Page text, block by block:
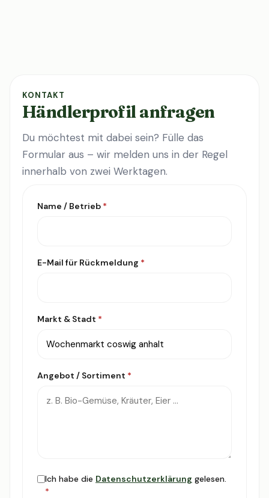
KONTAKT
Händlerprofil anfragen
Du möchtest mit dabei sein? Fülle das
Formular aus – wir melden uns in der Regel
innerhalb von zwei Werktagen.
Name / Betrieb *
E-Mail für Rückmeldung *
Markt & Stadt *
Angebot / Sortiment *
Ich habe die Datenschutzerklärung gelesen.
*